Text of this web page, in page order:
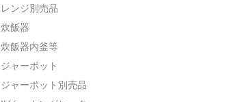
レンジ別売品
炊飯器
炊飯器内釜等
ジャーポット
ジャーポット別売品